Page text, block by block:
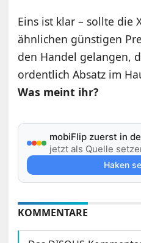
Eins ist klar – sollte die
ähnlichen günstigen
den Handel gelangen,
ordentlich Absatz im
Was meint ihr?
mobiFlip zuerst in
jetzt als Quelle
Haken
KOMMENTARE